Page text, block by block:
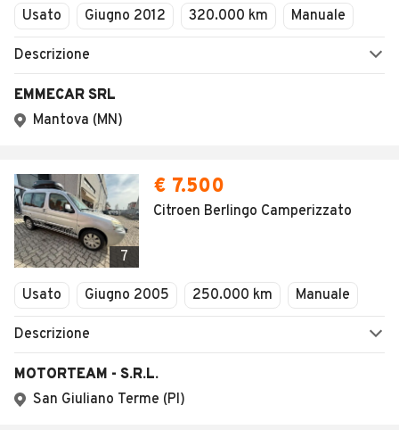
Usato Giugno 2012 320.000 km Manuale
Descrizione
EMMECAR SRL
Mantova (MN)
7
€ 7.500
Citroen Berlingo Camperizzato
Usato Giugno 2005 250.000 km Manuale
Descrizione
MOTORTEAM - S.R.L.
San Giuliano Terme (PI)